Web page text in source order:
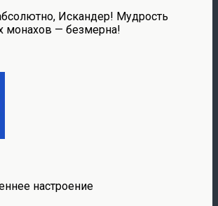
Искандер! Мудрость
монахов — безмерна!
настроение